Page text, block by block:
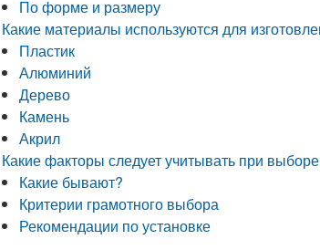
По форме и размеру
Какие материалы используются для
Пластик
Алюминий
Дерево
Камень
Акрил
Какие факторы следует учитывать при
Какие бывают?
Критерии грамотного выбора
Рекомендации по установке